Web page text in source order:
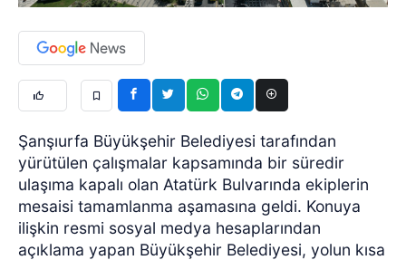
Şanşıurfa Büyükşehir Belediyesi tarafından
yürütülen çalışmalar kapsamında bir süredir
ulaşıma kapalı olan Atatürk Bulvarında ekiplerin
mesaisi tamamlanma aşamasına geldi. Konuya
ilişkin resmi sosyal medya hesaplarından
açıklama yapan Büyükşehir Belediyesi, yolun kısa